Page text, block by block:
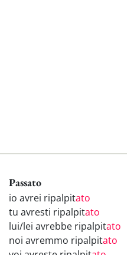
Passato
io avrei ripalpitato
tu avresti ripalpitato
lui/lei avrebbe ripalpitato
noi avremmo ripalpitato